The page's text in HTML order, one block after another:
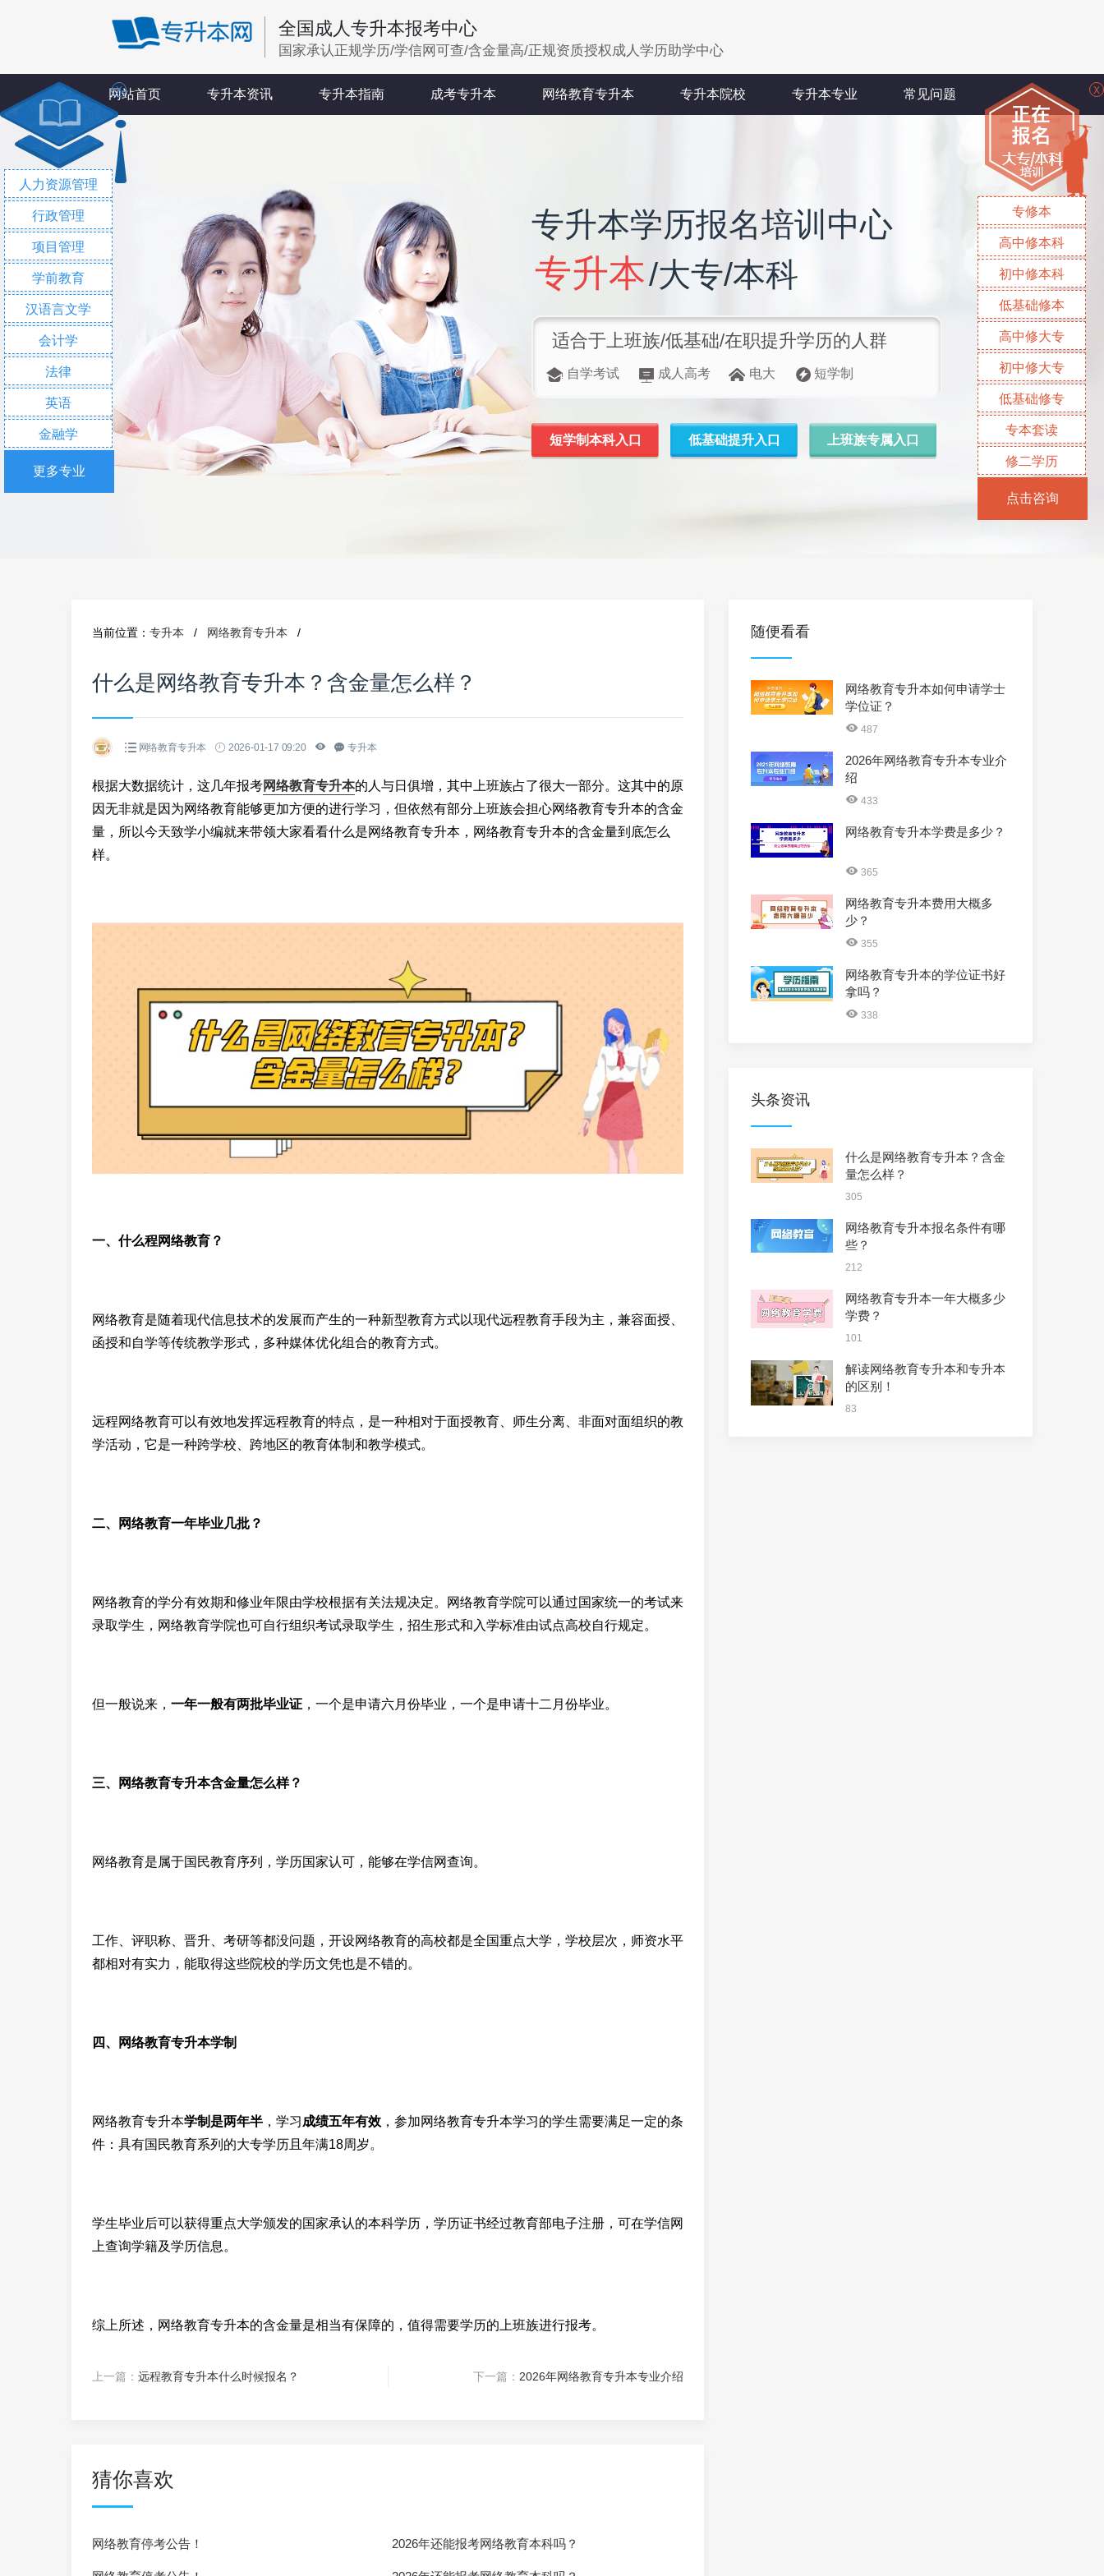
全国成人专升本报考中心
国家承认正规学历/学信网可查/含金量高/正规资质授权成人学历助学中心
网站首页 专升本资讯 专升本指南 成考专升本 网络教育专升本 专升本院校 专升本专业 常见问题
专升本学历报名培训中心
专升本/大专/本科
适合于上班族/低基础/在职提升学历的人群
自学考试 成人高考 电大 短学制
短学制本科入口 低基础提升入口 上班族专属入口
当前位置： 专升本 / 网络教育专升本 /
什么是网络教育专升本？含金量怎么样？
网络教育专升本 2026-01-17 09:20 专升本
根据大数据统计，这几年报考网络教育专升本的人与日俱增，其中上班族占了很大一部分。这其中的原
因无非就是因为网络教育能够更加方便的进行学习，但依然有部分上班族会担心网络教育专升本的含金
量，所以今天致学小编就来带领大家看看什么是网络教育专升本，网络教育专升本的含金量到底怎么
样。
一、什么程网络教育？
网络教育是随着现代信息技术的发展而产生的一种新型教育方式以现代远程教育手段为主，兼容面授、
函授和自学等传统教学形式，多种媒体优化组合的教育方式。
远程网络教育可以有效地发挥远程教育的特点，是一种相对于面授教育、师生分离、非面对面组织的教
学活动，它是一种跨学校、跨地区的教育体制和教学模式。
二、网络教育一年毕业几批？
网络教育的学分有效期和修业年限由学校根据有关法规决定。网络教育学院可以通过国家统一的考试来
录取学生，网络教育学院也可自行组织考试录取学生，招生形式和入学标准由试点高校自行规定。
但一般说来， 一年一般有两批毕业证 ，一个是申请六月份毕业，一个是申请十二月份毕业。
三、网络教育专升本含金量怎么样？
网络教育是属于国民教育序列，学历国家认可，能够在学信网查询。
工作、评职称、晋升、考研等都没问题，开设网络教育的高校都是全国重点大学，学校层次，师资水平
都相对有实力，能取得这些院校的学历文凭也是不错的。
四、网络教育专升本学制
网络教育专升本学制是两年半 ，学习成绩五年有效 ，参加网络教育专升本学习的学生需要满足一定的条
件：具有国民教育系列的大专学历且年满18周岁。
学生毕业后可以获得重点大学颁发的国家承认的本科学历，学历证书经过教育部电子注册，可在学信网
上查询学籍及学历信息。
综上所述，网络教育专升本的含金量是相当有保障的，值得需要学历的上班族进行报考。
上一篇： 远程教育专升本什么时候报名？ 下一篇： 2026年网络教育专升本专业介绍
猜你喜欢
网络教育停考公告！ 2026年还能报考网络教育本科吗？
随便看看
网络教育专升本如何申请学士
学位证？
487
2026年网络教育专升本专业介
绍
433
网络教育专升本学费是多少？
365
网络教育专升本费用大概多
少？
355
网络教育专升本的学位证书好
拿吗？
338
头条资讯
什么是网络教育专升本？含金
量怎么样？
305
网络教育专升本报名条件有哪
些？
212
网络教育专升本一年大概多少
学费？
101
解读网络教育专升本和专升本
的区别！
83
人力资源管理
行政管理
项目管理
学前教育
汉语言文学
会计学
法律
英语
金融学
更多专业
X
专修本
高中修本科
初中修本科
低基础修本
高中修大专
初中修大专
低基础修专
专本套读
修二学历
点击咨询
X